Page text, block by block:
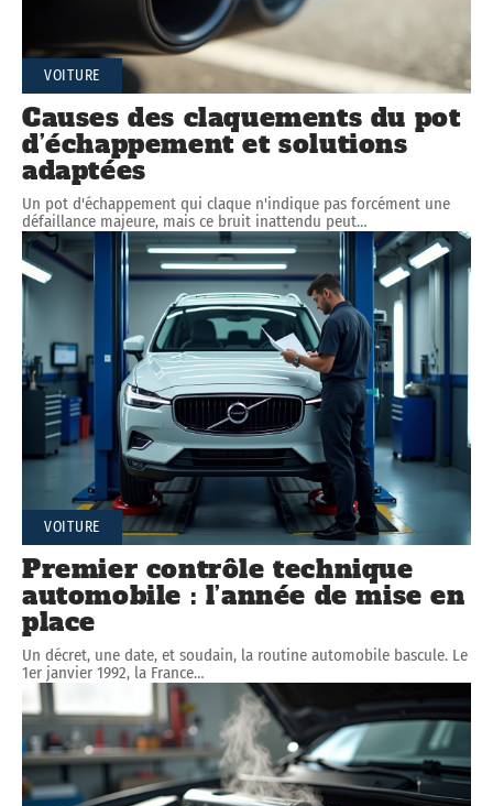
VOITURE
Causes des claquements du pot
d’échappement et solutions
adaptées
Un pot d'échappement qui claque n'indique pas forcément une
défaillance majeure, mais ce bruit inattendu peut…
VOITURE
Premier contrôle technique
automobile : l’année de mise en
place
Un décret, une date, et soudain, la routine automobile bascule. Le
1er janvier 1992, la France…